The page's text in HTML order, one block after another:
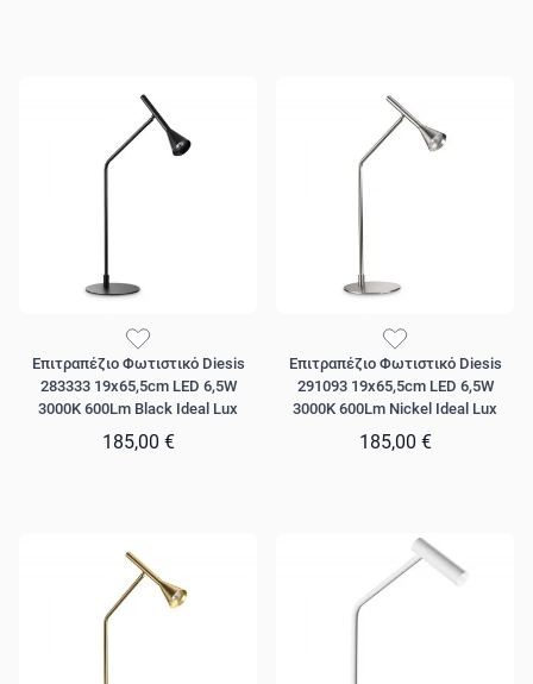
Επιτραπέζιο Φωτιστικό Diesis
283333 19x65,5cm LED 6,5W
3000K 600Lm Black Ideal Lux
185,00 €
Επιτραπέζιο Φωτιστικό Diesis
291093 19x65,5cm LED 6,5W
3000K 600Lm Nickel Ideal Lux
185,00 €